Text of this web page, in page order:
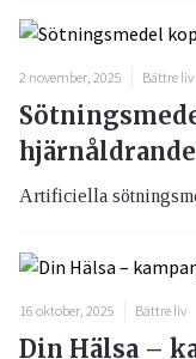
2 november, 2025 Bättre liv
hjärnåldrande
Artificiella
16 oktober, 2025 Bättre liv
Din Hälsa –